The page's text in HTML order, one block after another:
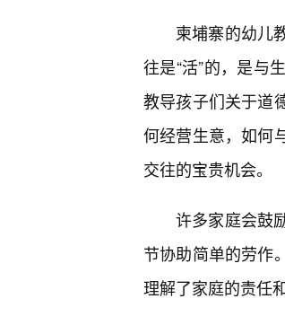
柬埔寨的幼儿
往是“活”的，是与
教导孩子们关于道
何经营生意，如何
交往的宝贵机会。
许多家庭会鼓
节协助简单的劳作
理解了家庭的责任